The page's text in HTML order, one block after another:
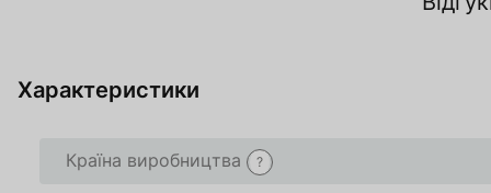
Характеристики
Країна виробництва ?